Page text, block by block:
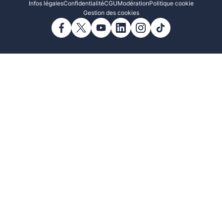
Infos légalesConfidentialitéCGUModérationPolitique cookie
Gestion des cookies